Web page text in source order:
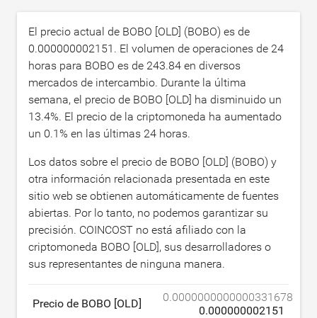
El precio actual de BOBO [OLD] (BOBO) es de
0.000000002151 . El volumen de operaciones de 24
horas para BOBO es de 243.84 en diversos
mercados de intercambio. Durante la última
semana, el precio de BOBO [OLD] ha disminuido un
13.4%. El precio de la criptomoneda ha aumentado
un 0.1% en las últimas 24 horas.
Los datos sobre el precio de BOBO [OLD] (BOBO) y
otra información relacionada presentada en este
sitio web se obtienen automáticamente de fuentes
abiertas. Por lo tanto, no podemos garantizar su
precisión. COINCOST no está afiliado con la
criptomoneda BOBO [OLD], sus desarrolladores o
sus representantes de ninguna manera.
Precio de BOBO [OLD]
0.0000000000000331678
0.000000002151